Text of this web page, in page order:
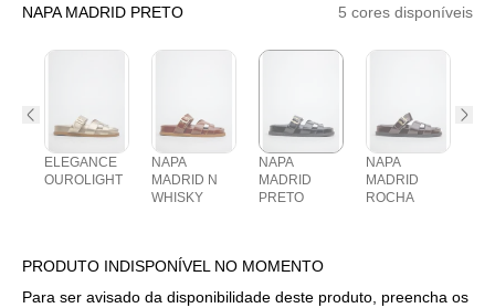
NAPA MADRID PRETO 5 cores disponíveis
ELEGANCE
OUROLIGHT
NAPA
MADRID N
WHISKY
NAPA
MADRID
PRETO
NAPA
MADRID
ROCHA
PRODUTO INDISPONÍVEL NO MOMENTO
Para ser avisado da disponibilidade deste produto, preencha os